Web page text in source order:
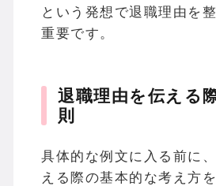
という発想で退職理由を
重要です。
退職理由を伝える
則
具体的な例文に入る前に
える際の基本的な考え方